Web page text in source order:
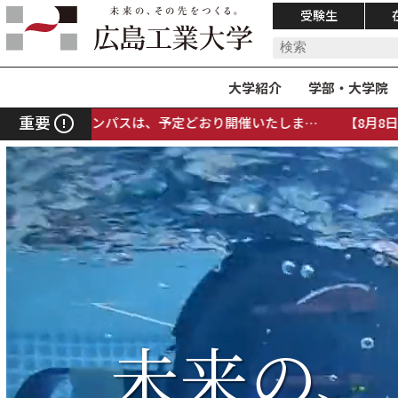
受験生
大学紹介 学部・大学院
重要
予定どおり開催いたしま… 【8月8日（土）夏のオープンキ
未来の、